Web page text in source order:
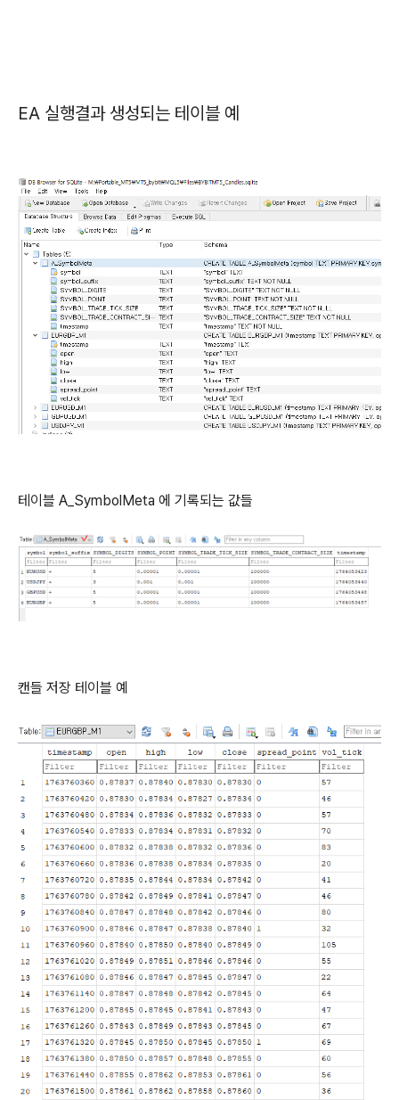
EA 실행결과 생성되는 테이블 예
테이블 A_SymbolMeta 에 기록되는 값들
캔들 저장 테이블 예